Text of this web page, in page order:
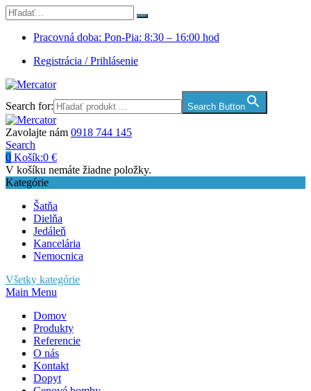
Pracovná doba: Pon-Pia: 8:30 – 16:00 hod
Registrácia / Prihlásenie
Search for: Search Button
Zavolajte nám 0918 744 145
Search
0 Košík:0 €
V košíku nemáte žiadne položky.
Kategórie
Šatňa
Dielňa
Jedáleň
Kancelária
Nemocnica
Všetky kategórie
Main Menu
Domov
Produkty
Referencie
O nás
Kontakt
Dopyt